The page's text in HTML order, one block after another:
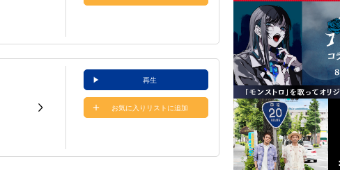
再生
お気に入りリストに追加